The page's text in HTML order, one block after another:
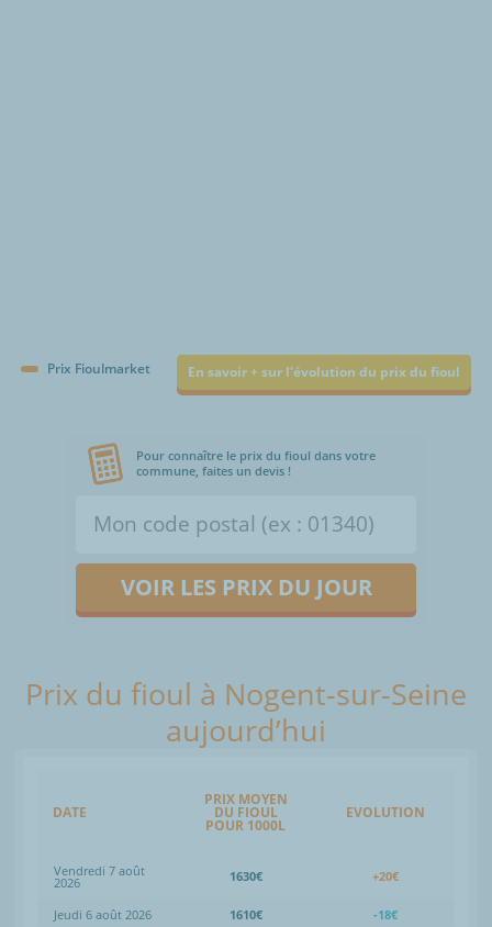
Prix Fioulmarket En savoir + sur l'évolution du prix du fioul
Pour connaître le prix du fioul dans votre
commune, faites un devis !
VOIR LES PRIX DU JOUR
Prix du fioul à Nogent-sur-Seine
aujourd’hui
DATE
PRIX MOYEN
DU FIOUL
POUR 1000L
EVOLUTION
Vendredi 7 août
2026 1630€ +20€
Jeudi 6 août 2026 1610€
-18€